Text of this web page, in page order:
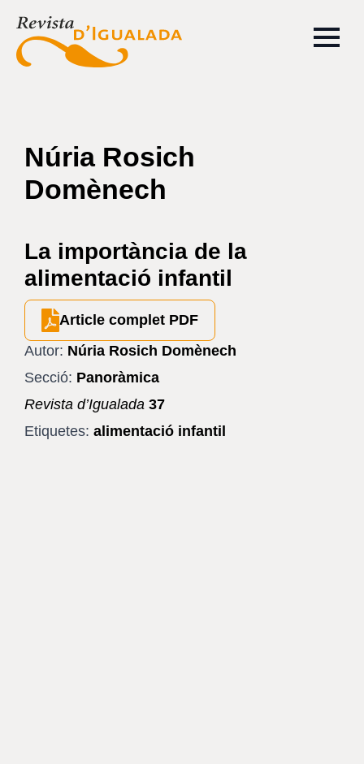
Núria Rosich
Domènech
La importància de la
alimentació infantil
Article complet PDF
Autor: Núria Rosich Domènech
Secció: Panoràmica
Revista d’Igualada 37
Etiquetes: alimentació infantil